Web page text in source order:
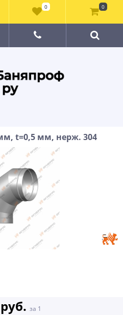
t=0,5 мм, нерж. 304
за 1
0 0